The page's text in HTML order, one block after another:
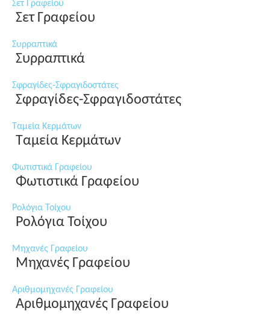
Σετ Γραφείου
Σετ Γραφείου
Συρραπτικά
Συρραπτικά
Σφραγίδες-Σφραγιδοστάτες
Σφραγίδες-Σφραγιδοστάτες
Ταμεία Κερμάτων
Ταμεία Κερμάτων
Φωτιστικά Γραφείου
Φωτιστικά Γραφείου
Ρολόγια Τοίχου
Ρολόγια Τοίχου
Μηχανές Γραφείου
Μηχανές Γραφείου
Αριθμομηχανές Γραφείου
Αριθμομηχανές Γραφείου